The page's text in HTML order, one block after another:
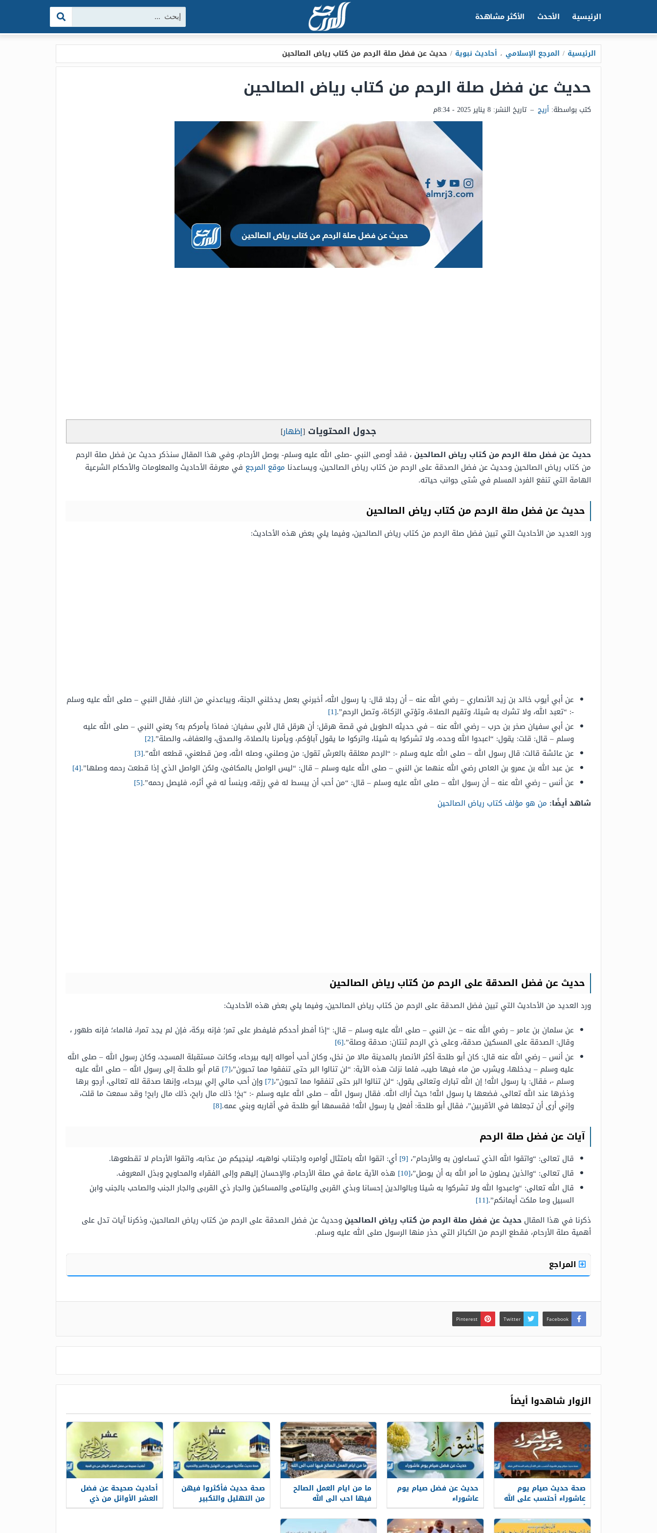
الرئيسية الأحدث الأكثر مشاهدة البحث:
الرئيسية / المرجع الإسلامي ، أحاديث نبوية / حديث عن فضل صلة الرحم من كتاب رياض الصالحين
حديث عن فضل صلة الرحم من كتاب رياض الصالحين
كتب بواسطة: أريج – تاريخ النشر: 8 يناير 2025 - 8:34م
جدول المحتويات [إظهار]
حديث عن فضل صلة الرحم من كتاب رياض الصالحين ، فقد أوصى النبي -صلى الله عليه وسلم- بوصل الأرحام، وفي هذا المقال سنذكر حديث عن فضل صلة الرحم
من كتاب رياض الصالحين وحديث عن فضل الصدقة على الرحم من كتاب رياض الصالحين، ويساعدنا موقع المرجع في معرفة الأحاديث والمعلومات والأحكام الشرعية
الهامة التي تنفع الفرد المسلم في شتى جوانب حياته.
حديث عن فضل صلة الرحم من كتاب رياض الصالحين
ورد العديد من الأحاديث التي تبين فضل صلة الرحم من كتاب رياض الصالحين، وفيما يلي بعض هذه الأحاديث:
عن أبي أيوب خالد بن زيد الأنصاري – رضي الله عنه – أن رجلا قال: يا رسول الله، أخبرني بعمل يدخلني الجنة، ويباعدني من النار، فقال النبي – صلى الله عليه وسلم
-: “تعبد الله، ولا تشرك به شيئا، وتقيم الصلاة، وتؤتي الزكاة، وتصل الرحم”.[1]
عن أبي سفيان صخر بن حرب – رضي الله عنه – في حديثه الطويل في قصة هرقل: أن هرقل قال لأبي سفيان: فماذا يأمركم به؟ يعني النبي – صلى الله عليه
وسلم – قال: قلت: يقول: “اعبدوا الله وحده، ولا تشركوا به شيئا، واتركوا ما يقول آباؤكم، ويأمرنا بالصلاة، والصدق، والعفاف، والصلة”.[2]
عن عائشة قالت: قال رسول الله – صلى الله عليه وسلم -: “الرحم معلقة بالعرش تقول: من وصلني، وصله الله، ومن قطعني، قطعه الله”.[3]
عن عبد الله بن عمرو بن العاص رضي الله عنهما عن النبي – صلى الله عليه وسلم – قال: “ليس الواصل بالمكافئ، ولكن الواصل الذي إذا قطعت رحمه وصلها”.[4]
عن أنس – رضي الله عنه – أن رسول الله – صلى الله عليه وسلم – قال: “من أحب أن يبسط له في رزقه، وينسأ له في أثره، فليصل رحمه”.[5]
شاهد أيضًا: من هو مؤلف كتاب رياض الصالحين
حديث عن فضل الصدقة على الرحم من كتاب رياض الصالحين
ورد العديد من الأحاديث التي تبين فضل الصدقة على الرحم من كتاب رياض الصالحين، وفيما يلي بعض هذه الأحاديث:
عن سلمان بن عامر – رضي الله عنه – عن النبي – صلى الله عليه وسلم – قال: “إذا أفطر أحدكم فليفطر على تمر؛ فإنه بركة، فإن لم يجد تمرا، فالماء؛ فإنه طهور ،
وقال: الصدقة على المسكين صدقة، وعلى ذي الرحم ثنتان: صدقة وصلة”.[6]
عن أنس – رضي الله عنه قال: كان أبو طلحة أكثر الأنصار بالمدينة مالا من نخل، وكان أحب أمواله إليه بيرحاء، وكانت مستقبلة المسجد، وكان رسول الله – صلى الله
عليه وسلم – يدخلها، ويشرب من ماء فيها طيب، فلما نزلت هذه الآية: “لن تنالوا البر حتى تنفقوا مما تحبون”،[7]
قام أبو طلحة إلى رسول الله – صلى الله عليه
وسلم -، فقال: يا رسول الله! إن الله تبارك وتعالى يقول: “لن تنالوا البر حتى تنفقوا مما تحبون”،[7]
وإن أحب مالي إلي بيرحاء، وإنها صدقة لله تعالى، أرجو برها
وذخرها عند الله تعالى، فضعها يا رسول الله! حيث أراك الله. فقال رسول الله – صلى الله عليه وسلم -: “بخ! ذلك مال رابح، ذلك مال رابح! وقد سمعت ما قلت،
وإني أرى أن تجعلها في الأقربين”، فقال أبو طلحة: أفعل يا رسول الله! فقسمها أبو طلحة في أقاربه وبني عمه.[8]
آيات عن فضل صلة الرحم
قال تعالى: “واتقوا الله الذي تساءلون به والأرحام”، [9]
أي: اتقوا الله بامتثال أوامره واجتناب نواهيه، لينجيكم من عذابه، واتقوا الأرحام لا تقطعوها.
قال تعالى: “والذين يصلون ما أمر الله به أن يوصل”،[10]
هذه الآية عامة في صلة الأرحام، والإحسان إليهم وإلى الفقراء والمحاويج وبذل المعروف.
قال الله تعالى: “واعبدوا الله ولا تشركوا به شيئا وبالوالدين إحسانا وبذي القربى واليتامى والمساكين والجار ذي القربى والجار الجنب والصاحب بالجنب وابن
السبيل وما ملكت أيمانكم”.[11]
ذكرنا في هذا المقال حديث عن فضل صلة الرحم من كتاب رياض الصالحين وحديث عن فضل الصدقة على الرحم من كتاب رياض الصالحين، وذكرنا آيات تدل على
أهمية صلة الأرحام، فقطع الرحم من الكبائر التي حذر منها الرسول صلى الله عليه وسلم.
المراجع
Facebook
Twitter
Pinterest
الزوار شاهدوا أيضاً
صحة حديث صيام يوم
عاشوراء أحتسب على الله
أن يكفر السنة التي قبله
حديث عن فضل صيام يوم
عاشوراء
ما من ايام العمل الصالح
فيها احب الى الله
صحة حديث فأكثروا فيهن
من التهليل والتكبير
والتحميد
أحاديث صحيحة عن فضل
العشر الأوائل من ذي
الحجة